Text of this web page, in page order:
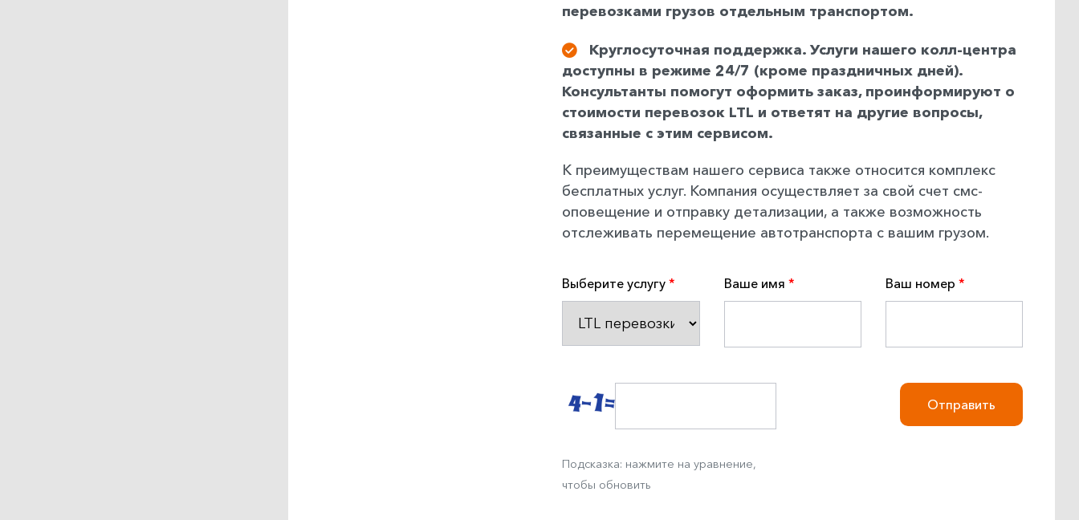
перевозками грузов отдельным транспортом.
Круглосуточная поддержка. Услуги нашего колл-центра
доступны в режиме 24/7 (кроме праздничных дней).
Консультанты помогут оформить заказ, проинформируют о
стоимости перевозок LTL и ответят на другие вопросы,
связанные с этим сервисом.
К преимуществам нашего сервиса также относится комплекс
бесплатных услуг. Компания осуществляет за свой счет смс-
оповещение и отправку детализации, а также возможность
отслеживать перемещение автотранспорта с вашим грузом.
Выберите услугу Ваше имя Ваш номер
Подсказка: нажмите на уравнение,
чтобы обновить
Отправить